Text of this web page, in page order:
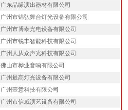
广东品缘演出器材有限公司
广州市锦弘舞台灯光设备有限公司
广州市博泰光电设备有限公司
广州市锐丰智能科技有限公司
广州人从众声光科技有限公司
佛山市桦业音响有限公司
广州最高灯光设备有限公司
广州壹意科技有限公司
广州市信威演艺设备有限公司